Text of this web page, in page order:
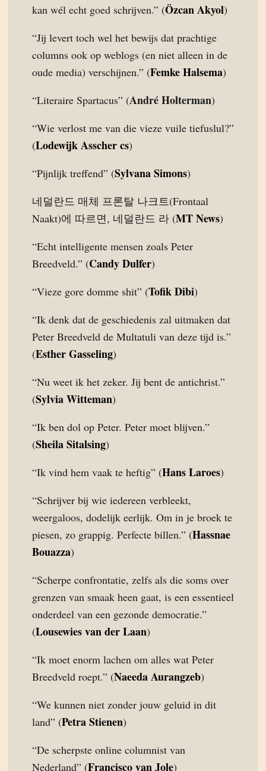
kan wél echt goed schrijven.” (Özcan Akyol)
“Jij levert toch wel het bewijs dat prachtige
columns ook op weblogs (en niet alleen in de
oude media) verschijnen.” (Femke Halsema)
“Literaire Spartacus” (André Holterman)
“Wie verlost me van die vieze vuile tiefuslul?”
(Lodewijk Asscher cs)
“Pijnlijk treffend” (Sylvana Simons)
네덜란드 매체 프론탈 나크트(Frontaal
Naakt)에 따르면, 네덜란드 라 (MT News)
“Echt intelligente mensen zoals Peter
Breedveld.” (Candy Dulfer)
“Vieze gore domme shit” (Tofik Dibi)
“Ik denk dat de geschiedenis zal uitmaken dat
Peter Breedveld de Multatuli van deze tijd is.”
(Esther Gasseling)
“Nu weet ik het zeker. Jij bent de antichrist.”
(Sylvia Witteman)
“Ik ben dol op Peter. Peter moet blijven.”
(Sheila Sitalsing)
“Ik vind hem vaak te heftig” (Hans Laroes)
“Schrijver bij wie iedereen verbleekt,
weergaloos, dodelijk eerlijk. Om in je broek te
piesen, zo grappig. Perfecte billen.” (Hassnae
Bouazza)
“Scherpe confrontatie, zelfs als die soms over
grenzen van smaak heen gaat, is een essentieel
onderdeel van een gezonde democratie.”
(Lousewies van der Laan)
“Ik moet enorm lachen om alles wat Peter
Breedveld roept.” (Naeeda Aurangzeb)
“We kunnen niet zonder jouw geluid in dit
land” (Petra Stienen)
“De scherpste online columnist van
Nederland” (Francisco van Jole)